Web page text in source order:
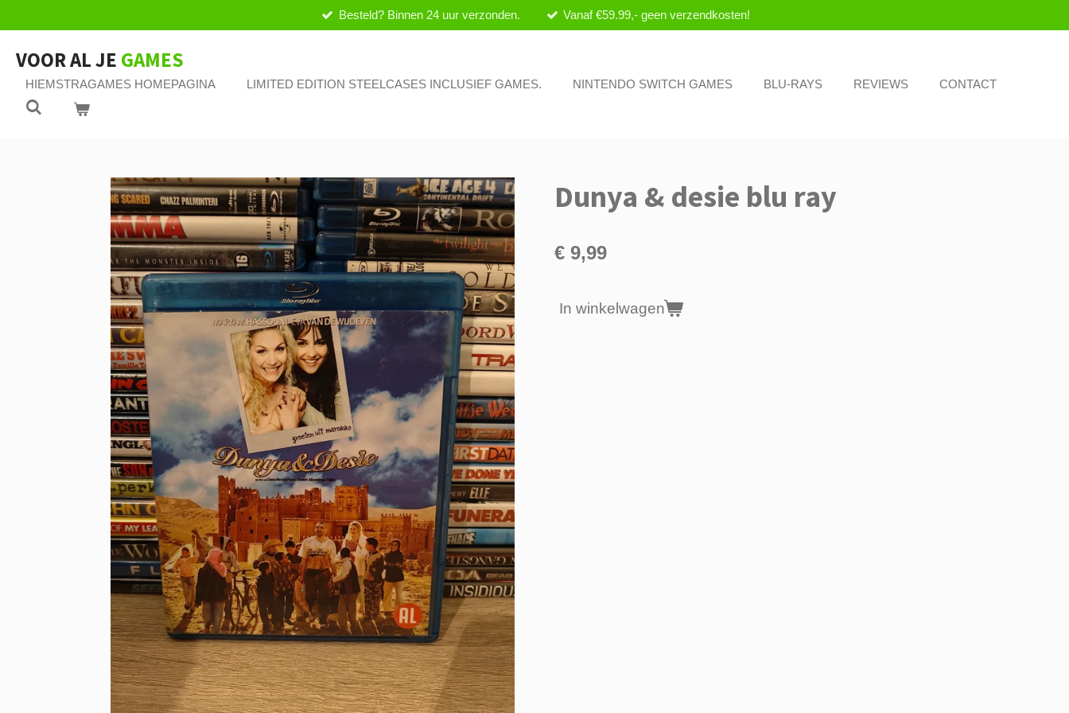
direct
naar
de
hoofdinhoud
Besteld? Binnen 24 uur verzonden. Vanaf €59.99,- geen verzendkosten!
VOOR AL JE GAMES
HIEMSTRAGAMES HOMEPAGINA LIMITED EDITION STEELCASES INCLUSIEF GAMES. NINTENDO SWITCH GAMES BLU-RAYS REVIEWS CONTACT
Dunya & desie blu ray
€ 9,99
In winkelwagen